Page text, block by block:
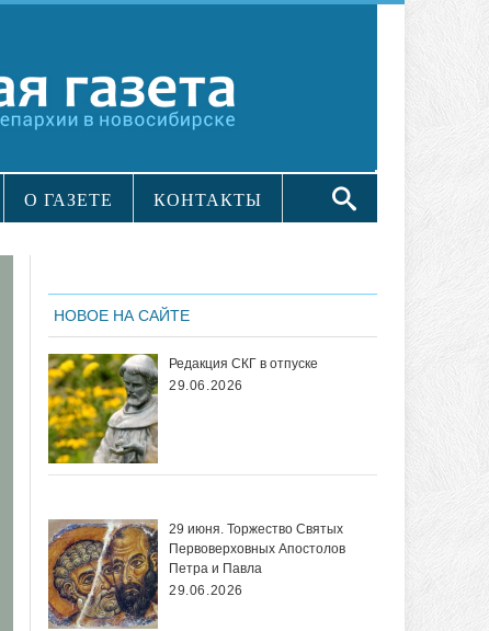
О ГАЗЕТЕ КОНТАКТЫ
НОВОЕ НА САЙТЕ
Редакция СКГ в отпуске
29.06.2026
29 июня. Торжество Святых
Первоверховных Апостолов
Петра и Павла
29.06.2026